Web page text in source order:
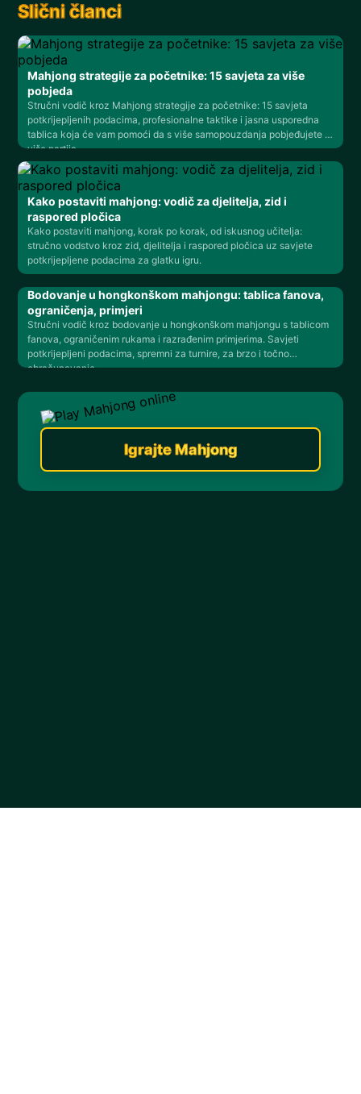
Slični članci
Mahjong strategije za početnike: 15 savjeta za više
pobjeda
Stručni vodič kroz Mahjong strategije za početnike: 15 savjeta
potkrijepljenih podacima, profesionalne taktike i jasna usporedna
tablica koja će vam pomoći da s više samopouzdanja pobjeđujete u
više partija.
Kako postaviti mahjong: vodič za djelitelja, zid i
raspored pločica
Kako postaviti mahjong, korak po korak, od iskusnog učitelja:
stručno vodstvo kroz zid, djelitelja i raspored pločica uz savjete
potkrijepljene podacima za glatku igru.
Bodovanje u hongkonškom mahjongu: tablica fanova,
ograničenja, primjeri
Stručni vodič kroz bodovanje u hongkonškom mahjongu s tablicom
fanova, ograničenim rukama i razrađenim primjerima. Savjeti
potkrijepljeni podacima, spremni za turnire, za brzo i točno
obračunavanje.
Igrajte Mahjong